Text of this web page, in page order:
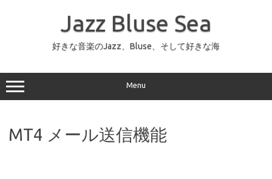
ッ
プ
Jazz Bluse Sea
好きな音楽のJazz、Bluse、そして好きな海
Menu
MT4 メール送信機能